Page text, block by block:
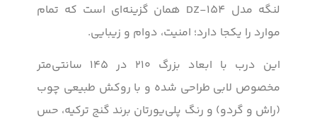
لنگه مدل DZ-154 همان گزینه‌ای است که تمام
موارد را یکجا دارد؛ امنیت، دوام و زیبایی.
این درب با ابعاد بزرگ ۲۱۰ در ۱۴۵ سانتی‌متر
مخصوص لابی طراحی شده و با روکش طبیعی چوب
(راش و گردو) و رنگ پلی‌یورتان برند گنج ترکیه، حس